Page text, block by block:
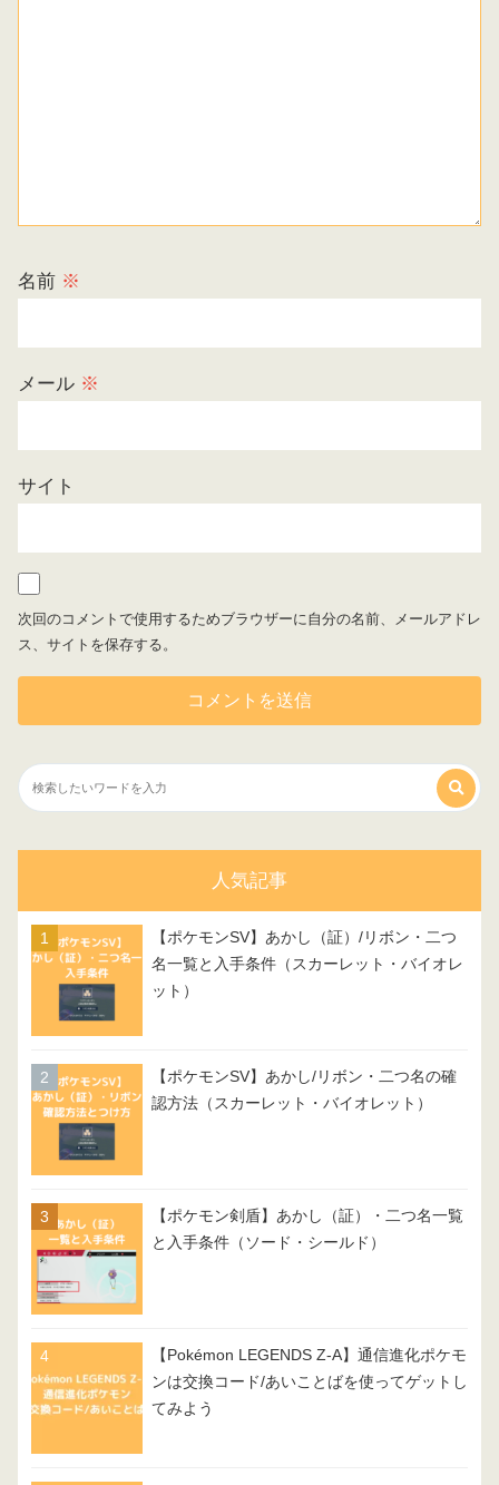
名前 ※
メール ※
サイト
次回のコメントで使用するためブラウザーに自分の名前、メールアドレ
ス、サイトを保存する。
人気記事
【ポケモンSV】あかし（証）/リボン・二つ
名一覧と入手条件（スカーレット・バイオレ
ット）
【ポケモンSV】あかし/リボン・二つ名の確
認方法（スカーレット・バイオレット）
【ポケモン剣盾】あかし（証）・二つ名一覧
と入手条件（ソード・シールド）
【Pokémon LEGENDS Z-A】通信進化ポケモ
ンは交換コード/あいことばを使ってゲットし
てみよう